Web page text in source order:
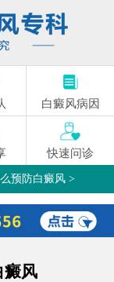
白癜风病因
快速问诊
预防白癜风 >
癜风